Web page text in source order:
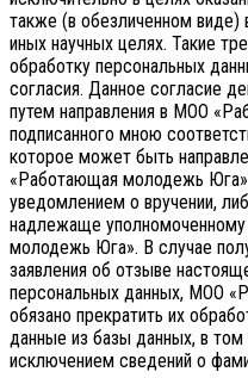
также (в обезличенном виде)
иных научных целях. Такие
обработку персональных
согласия. Данное согласие
путем направления в МОО
подписанного мною
которое может быть
«Работающая молодежь
уведомлением о вручении,
надлежаще
молодежь Юга». В случае
заявления об отзыве
персональных данных, МОО
обязано прекратить их
данные из базы данных, в том
исключением сведений о